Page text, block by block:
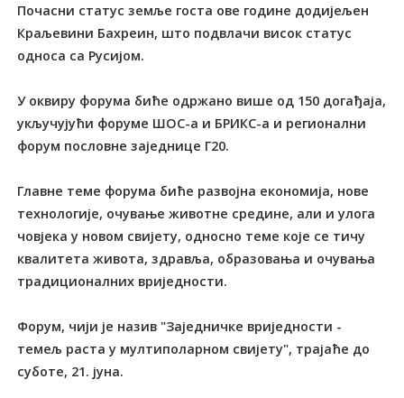
Почасни статус земље госта ове године додијељен
Краљевини Бахреин, што подвлачи висок статус
односа са Русијом.
У оквиру форума биће одржано више од 150 догађаја,
укључујући форуме ШОС-а и БРИКС-а и регионални
форум пословне заједнице Г20.
Главне теме форума биће развојна економија, нове
технологије, очување животне средине, али и улога
човјека у новом свијету, односно теме које се тичу
квалитета живота, здравља, образовања и очувања
традиционалних вриједности.
Форум, чији је назив "Заједничке вриједности -
темељ раста у мултиполарном свијету", трајаће до
суботе, 21. јуна.